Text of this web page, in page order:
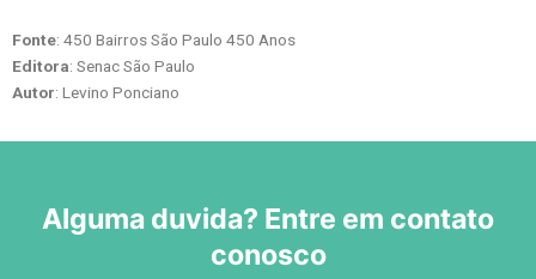
Fonte: 450 Bairros São Paulo 450 Anos
Editora: Senac São Paulo
Autor: Levino Ponciano
Alguma duvida? Entre em contato
conosco